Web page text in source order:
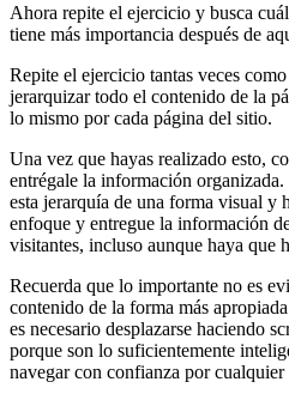
Ahora repite el ejercicio y busca
tiene más importancia después de
Repite el ejercicio tantas veces
jerarquizar todo el contenido de la
lo mismo por cada página del sitio.
Una vez que hayas realizado esto,
entrégale la información
esta jerarquía de una forma visual y
enfoque y entregue la información
visitantes, incluso aunque haya que
Recuerda que lo importante no es
contenido de la forma más
es necesario desplazarse haciendo
porque son lo suficientemente
navegar con confianza por